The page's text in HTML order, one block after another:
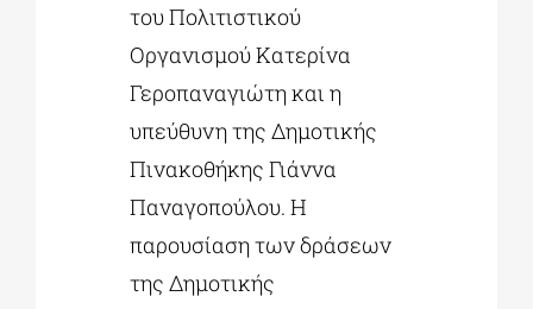
του Πολιτιστικού
Οργανισμού Κατερίνα
Γεροπαναγιώτη και η
υπεύθυνη της Δημοτικής
Πινακοθήκης Γιάννα
Παναγοπούλου. Η
παρουσίαση των δράσεων
της Δημοτικής